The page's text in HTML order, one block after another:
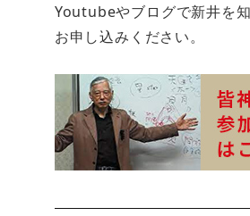
Youtubeやブログで新井を
お申し込みください。